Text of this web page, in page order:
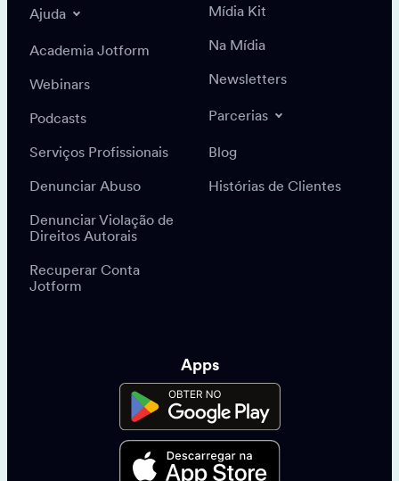
Ajuda
Academia Jotform
Webinars
Podcasts
Serviços Profissionais
Denunciar Abuso
Denunciar Violação de
Direitos Autorais
Recuperar Conta
Jotform
Mídia Kit
Na Mídia
Newsletters
Parcerias
Blog
Histórias de Clientes
Apps